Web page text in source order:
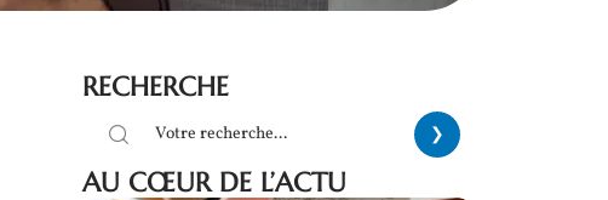
RECHERCHE
AU CŒUR DE L’ACTU